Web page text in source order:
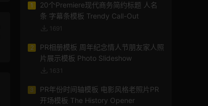
1
20个Premiere现代商务简约标题 人名
条 字幕条模板 Trendy Call-Out
1691
2
PR相册模板 周年纪念情人节朋友家人照
片展示模板 Photo Slideshow
1631
3
PR年份时间轴模板 电影风格老照片PR
开场模板 The History Opener